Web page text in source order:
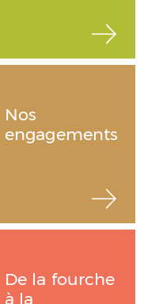
Nos
engagements
De la fourche
à la